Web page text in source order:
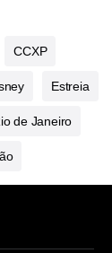
CCXP
Estreia
de Janeiro